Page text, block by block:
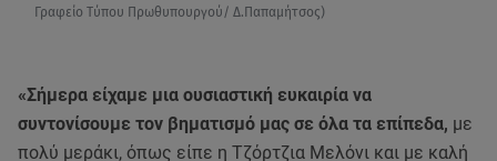
Γραφείο Τύπου Πρωθυπουργού/ Δ.Παπαμήτσος)
«Σήμερα είχαμε μια ουσιαστική ευκαιρία να
συντονίσουμε τον βηματισμό μας σε όλα τα επίπεδα, με
πολύ μεράκι, όπως είπε η Τζόρτζια Μελόνι και με καλή